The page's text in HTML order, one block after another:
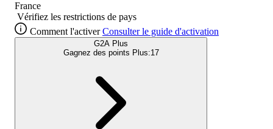
France
Vérifiez les restrictions de pays
Comment l'activer Consulter le guide d'activation
G2A Plus
Gagnez des points Plus:17